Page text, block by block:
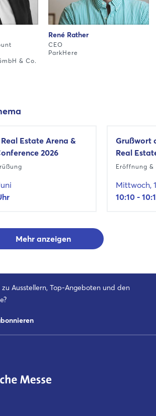
& Co.
René Rather
CEO
ParkHere
Estate Arena &
2026
Grußwort
Real
Eröffnung
Mittwoch,
10:10 -
Mehr anzeigen
Ausstellern, Top-Angeboten und den